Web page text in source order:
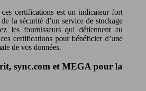
certifications est un indicateur fort
la sécurité d’un service de stockage
les fournisseurs qui détiennent au
certifications pour bénéficier d’une
de vos données.
sync.com et MEGA pour la